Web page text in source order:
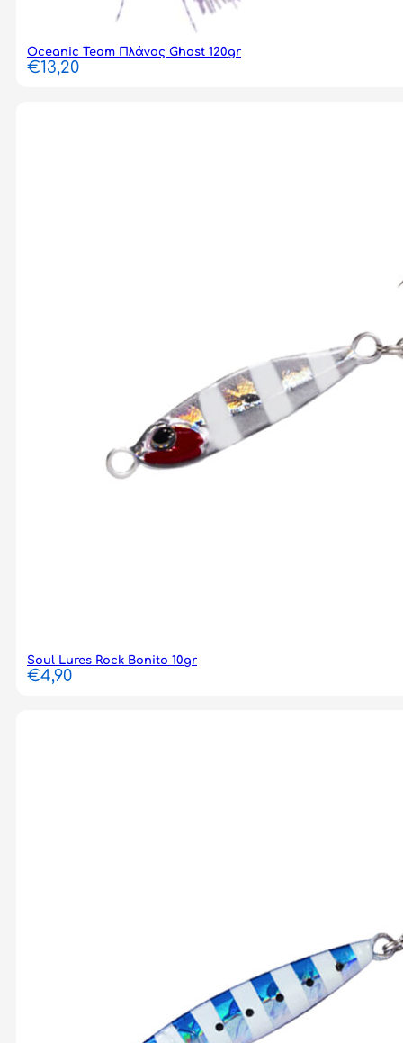
Oceanic Team Πλάνος Ghost 120gr
€13,20
Soul Lures Rock Bonito 10gr
€4,90